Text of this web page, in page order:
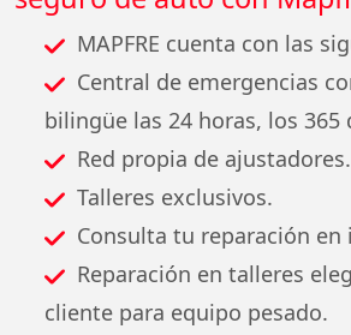
MAPFRE cuenta con las
Central de emergencias
bilingüe las 24 horas, los 365
Red propia de ajustadores.
Talleres exclusivos.
Consulta tu reparación en
Reparación en talleres
cliente para equipo pesado.